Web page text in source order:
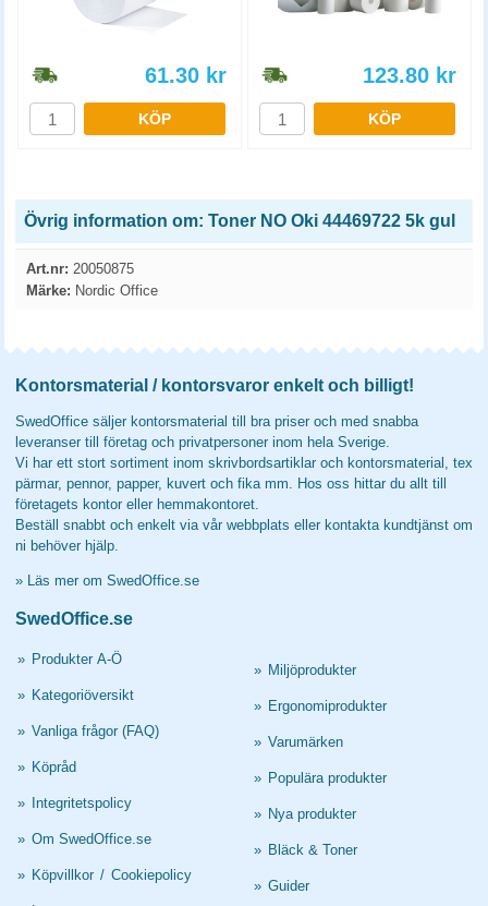
61.30 kr
KÖP
123.80 kr
KÖP
Övrig information om: Toner NO Oki 44469722 5k gul
Art.nr: 20050875
Märke: Nordic Office
Kontorsmaterial / kontorsvaror enkelt och billigt!
SwedOffice säljer kontorsmaterial till bra priser och med snabba
leveranser till företag och privatpersoner inom hela Sverige.
Vi har ett stort sortiment inom skrivbordsartiklar och kontorsmaterial, tex
pärmar, pennor, papper, kuvert och fika mm. Hos oss hittar du allt till
företagets kontor eller hemmakontoret.
Beställ snabbt och enkelt via vår webbplats eller kontakta kundtjänst om
ni behöver hjälp.
» Läs mer om SwedOffice.se
SwedOffice.se
» Produkter A-Ö
» Kategoriöversikt
» Vanliga frågor (FAQ)
» Köpråd
» Integritetspolicy
» Om SwedOffice.se
» Köpvillkor / Cookiepolicy
» Miljöprodukter
» Ergonomiprodukter
» Varumärken
» Populära produkter
» Nya produkter
» Bläck & Toner
» Guider